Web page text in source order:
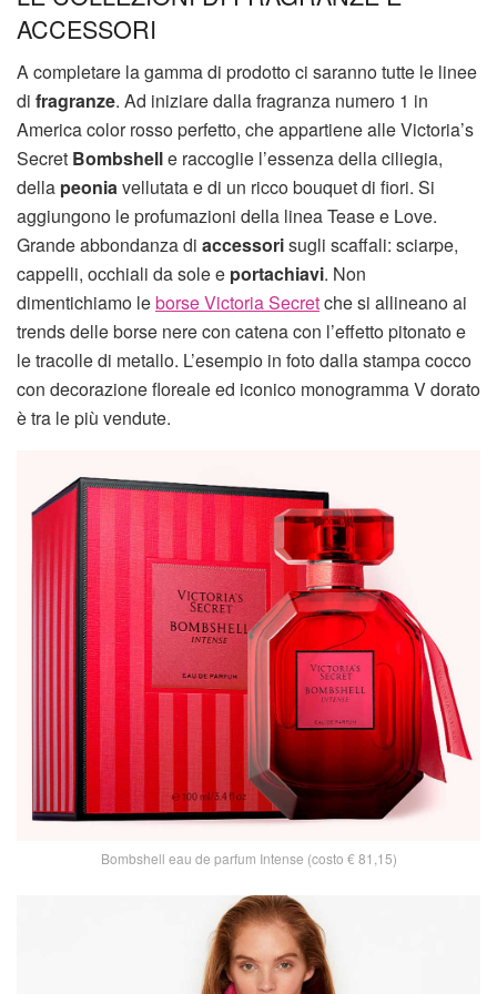
ACCESSORI
A completare la gamma di prodotto ci saranno tutte le linee
di fragranze. Ad iniziare dalla fragranza numero 1 in
America color rosso perfetto, che appartiene alle Victoria’s
Secret Bombshelle raccoglie l’essenza della ciliegia,
della peoniavellutata e di un ricco bouquet di fiori. Si
aggiungono le profumazioni della linea Tease e Love.
Grande abbondanza di accessorisugli scaffali: sciarpe,
cappelli, occhiali da sole e portachiavi. Non
dimentichiamo leborse Victoria Secretche si allineano ai
trends delle borse nere con catena con l’effetto pitonato e
le tracolle di metallo. L’esempio in foto dalla stampa cocco
con decorazione floreale ed iconico monogramma V dorato
è tra le più vendute.
Bombshell eau de parfum Intense (costo € 81,15)